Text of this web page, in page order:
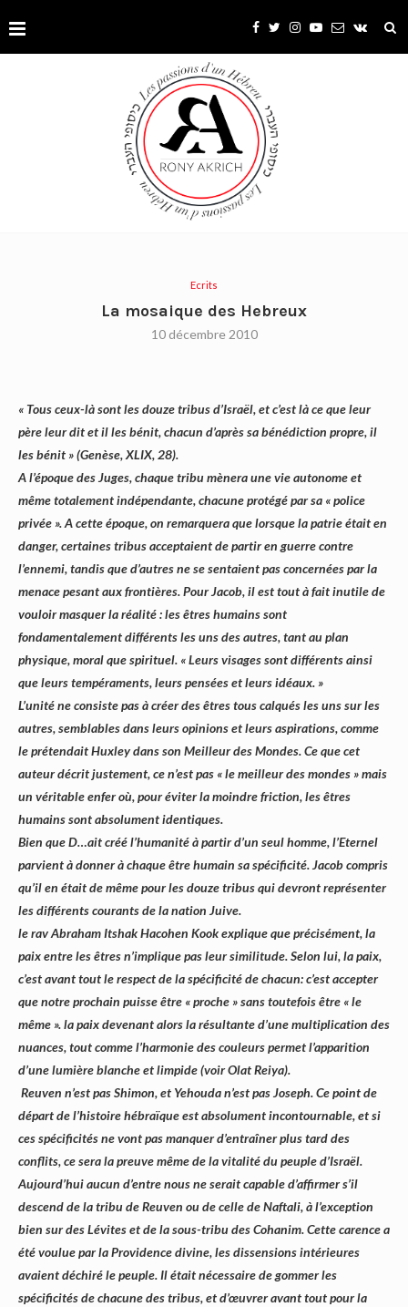
Ecrits
La mosaique des Hebreux
10 décembre 2010
« Tous ceux-là sont les douze tribus d’Israël, et c’est là ce que leur
père leur dit et il les bénit, chacun d’après sa bénédiction propre, il
les bénit » (Genèse, XLIX, 28).
A l’époque des Juges, chaque tribu mènera une vie autonome et
même totalement indépendante, chacune protégé par sa « police
privée ». A cette époque, on remarquera que lorsque la patrie était en
danger, certaines tribus acceptaient de partir en guerre contre
l’ennemi, tandis que d’autres ne se sentaient pas concernées par la
menace pesant aux frontières. Pour Jacob, il est tout à fait inutile de
vouloir masquer la réalité : les êtres humains sont
fondamentalement différents les uns des autres, tant au plan
physique, moral que spirituel. « Leurs visages sont différents ainsi
que leurs tempéraments, leurs pensées et leurs idéaux. »
L’unité ne consiste pas à créer des êtres tous calqués les uns sur les
autres, semblables dans leurs opinions et leurs aspirations, comme
le prétendait Huxley dans son Meilleur des Mondes. Ce que cet
auteur décrit justement, ce n’est pas « le meilleur des mondes » mais
un véritable enfer où, pour éviter la moindre friction, les êtres
humains sont absolument identiques.
Bien que D…ait créé l’humanité à partir d’un seul homme, l’Eternel
parvient à donner à chaque être humain sa spécificité. Jacob compris
qu’il en était de même pour les douze tribus qui devront représenter
les différents courants de la nation Juive.
le rav Abraham Itshak Hacohen Kook explique que précisément, la
paix entre les êtres n’implique pas leur similitude. Selon lui, la paix,
c’est avant tout le respect de la spécificité de chacun: c’est accepter
que notre prochain puisse être « proche » sans toutefois être « le
même ». la paix devenant alors la résultante d’une multiplication des
nuances, tout comme l’harmonie des couleurs permet l’apparition
d’une lumière blanche et limpide (voir Olat Reiya).
Reuven n’est pas Shimon, et Yehouda n’est pas Joseph. Ce point de
départ de l’histoire hébraïque est absolument incontournable, et si
ces spécificités ne vont pas manquer d’entraîner plus tard des
conflits, ce sera la preuve même de la vitalité du peuple d’Israël.
Aujourd’hui aucun d’entre nous ne serait capable d’affirmer s’il
descend de la tribu de Reuven ou de celle de Naftali, à l’exception
bien sur des Lévites et de la sous-tribu des Cohanim. Cette carence a
été voulue par la Providence divine, les dissensions intérieures
avaient déchiré le peuple. Il était nécessaire de gommer les
spécificités de chacune des tribus, et d’œuvrer avant tout pour la